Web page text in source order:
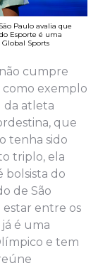
Paulo avalia que
Esporte é uma
Sports
cumpre
como exemplo
da atleta
que
tenha sido
triplo, ela
bolsista do
de São
estar entre os
é uma
e tem